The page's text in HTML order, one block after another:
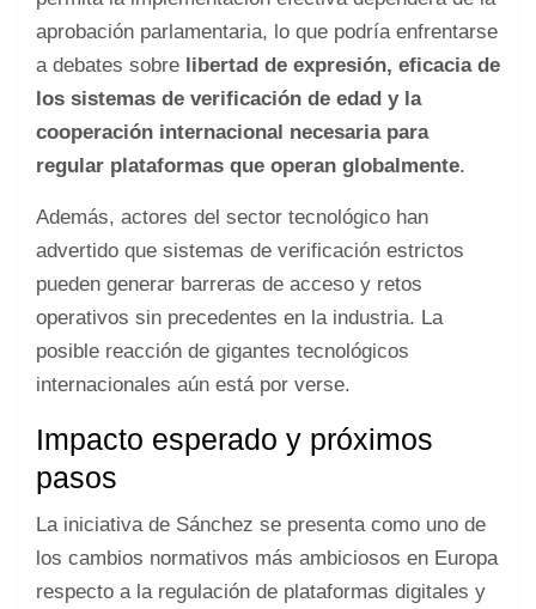
aprobación parlamentaria, lo que podría enfrentarse
a debates sobre libertad de expresión, eficacia de
los sistemas de verificación de edad y la
cooperación internacional necesaria para
regular plataformas que operan globalmente.
Además, actores del sector tecnológico han
advertido que sistemas de verificación estrictos
pueden generar barreras de acceso y retos
operativos sin precedentes en la industria. La
posible reacción de gigantes tecnológicos
internacionales aún está por verse.
Impacto esperado y próximos
pasos
La iniciativa de Sánchez se presenta como uno de
los cambios normativos más ambiciosos en Europa
respecto a la regulación de plataformas digitales y